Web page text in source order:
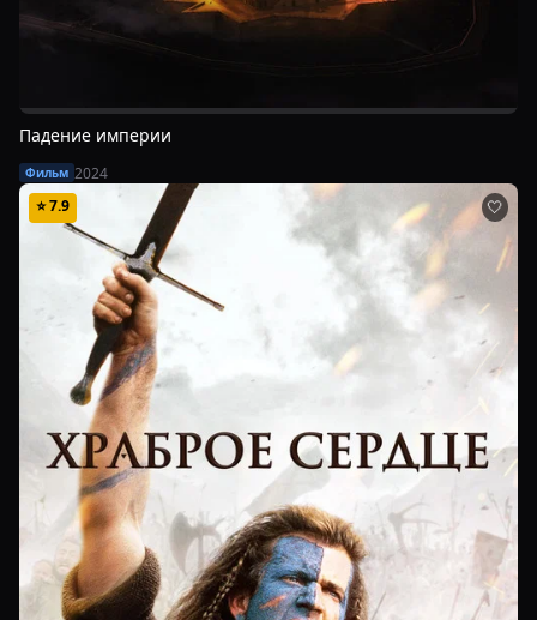
Падение империи
Фильм 2024
⭐7.9 🤍